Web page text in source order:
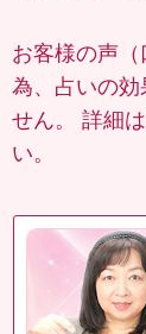
お客様の声
為、占いの効
せん。 詳細は
い。